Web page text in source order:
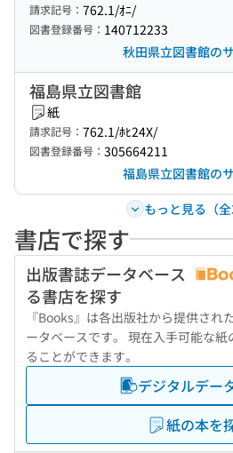
請求記号： 762.1/ｵﾆ/
図書登録番号： 140712233
秋田県立図書館の
福島県立図書館
紙
請求記号： 762.1/ﾎﾋ24X/
図書登録番号： 305664211
福島県立図書館の
もっと見る（全
書店で探す
出版書誌データベース
る書店を探す
『Books』は各出版社から提供され
ータベースです。 現在入手可能な
ることができます。
デジタルデー
紙の本を